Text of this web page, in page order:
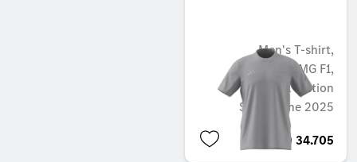
Men's T-shirt,
Mercedes-AMG F1,
Special Edition
Silverstone 2025
BHD 34.705